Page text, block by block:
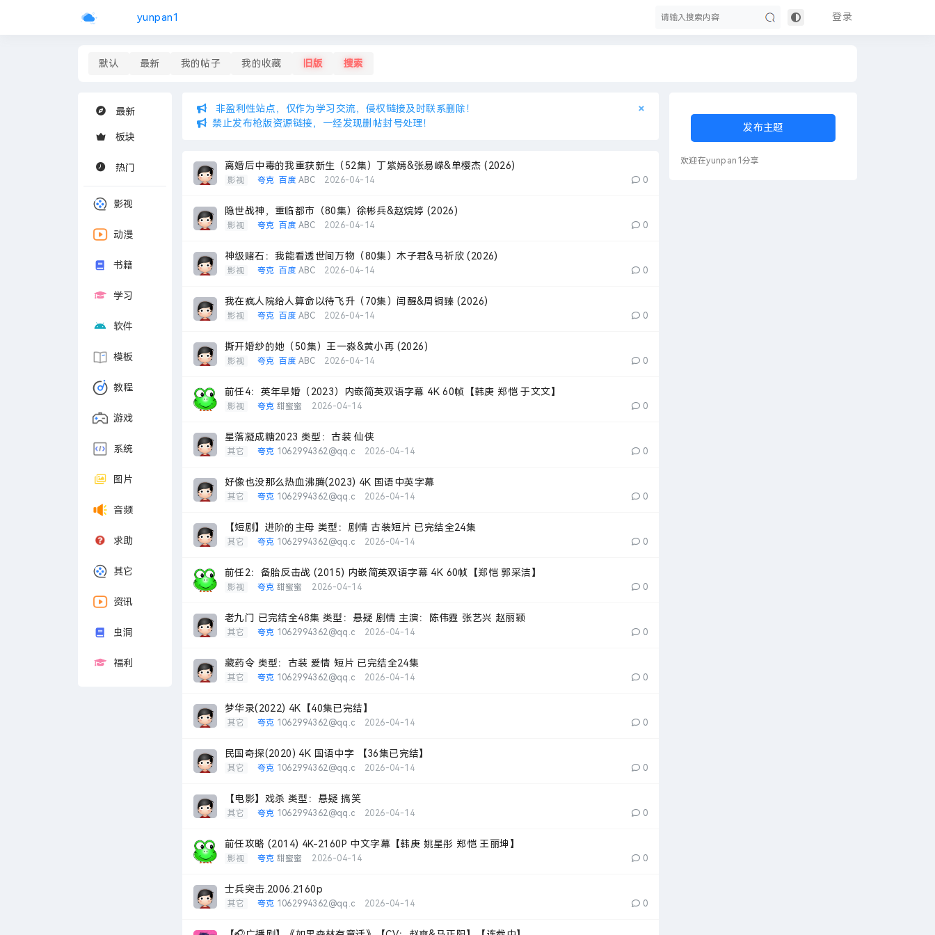
登录
yunpan1
默认 最新 我的帖子 我的收藏 旧版 搜索
最新
板块
热门
影视
动漫
书籍
学习
软件
模板
教程
游戏
系统
图片
音频
求助
其它
资讯
虫洞
福利
非盈利性站点，仅作为学习交流，侵权链接及时联系删除！ ×
禁止发布枪版资源链接，一经发现删帖封号处理！
×
离婚后中毒的我重获新生（52集）丁紫嫣&张易嵘&单樱杰 (2026)
影视 夸克 百度 ABC 2026-04-14 0
隐世战神，重临都市（80集）徐彬兵&赵烷婷 (2026)
影视 夸克 百度 ABC 2026-04-14 0
神级赌石：我能看透世间万物（80集）木子君&马祈欣 (2026)
影视 夸克 百度 ABC 2026-04-14 0
我在疯人院给人算命以待飞升（70集）闫醒&周铜臻 (2026)
影视 夸克 百度 ABC 2026-04-14 0
撕开婚纱的她（50集）王一淼&黄小再 (2026)
影视 夸克 百度 ABC 2026-04-14 0
前任4：英年早婚（2023）内嵌简英双语字幕 4K 60帧【韩庚 郑恺 于文文】
影视 夸克 甜蜜蜜 2026-04-14 0
星落凝成糖2023 类型：古装 仙侠
其它 夸克 1062994362@qq.c 2026-04-14 0
好像也没那么热血沸腾(2023) 4K 国语中英字幕
其它 夸克 1062994362@qq.c 2026-04-14 0
【短剧】进阶的主母 类型：剧情 古装短片 已完结全24集
其它 夸克 1062994362@qq.c 2026-04-14 0
前任2：备胎反击战 (2015) 内嵌简英双语字幕 4K 60帧【郑恺 郭采洁】
影视 夸克 甜蜜蜜 2026-04-14 0
老九门 已完结全48集 类型：悬疑 剧情 主演：陈伟霆 张艺兴 赵丽颖
其它 夸克 1062994362@qq.c 2026-04-14 0
藏药令 类型：古装 爱情 短片 已完结全24集
其它 夸克 1062994362@qq.c 2026-04-14 0
梦华录(2022) 4K【40集已完结】
其它 夸克 1062994362@qq.c 2026-04-14 0
民国奇探(2020) 4K 国语中字 【36集已完结】
其它 夸克 1062994362@qq.c 2026-04-14 0
【电影】戏杀 类型：悬疑 搞笑
其它 夸克 1062994362@qq.c 2026-04-14 0
前任攻略 (2014) 4K-2160P 中文字幕【韩庚 姚星彤 郑恺 王丽坤】
影视 夸克 甜蜜蜜 2026-04-14 0
士兵突击.2006.2160p
其它 夸克 1062994362@qq.c 2026-04-14 0
发布主题
欢迎在yunpan1分享